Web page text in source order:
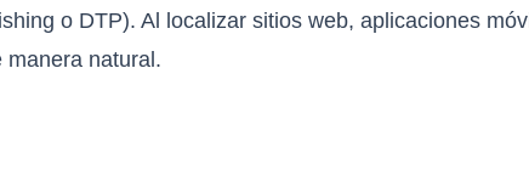
o DTP). Al localizar sitios web, aplicaciones
manera natural.